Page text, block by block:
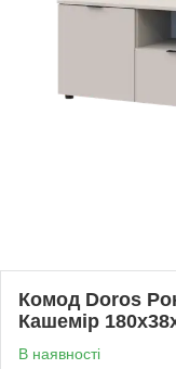
Комод Doros
Кашемір
В наявності